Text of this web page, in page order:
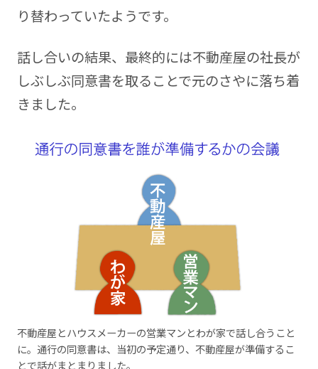
り替わっていたようです。
話し合いの結果、最終的には不動産屋の社長が
しぶしぶ同意書を取ることで元のさやに落ち着
きました。
不動産屋とハウスメーカーの営業マンとわが家で話し合うこと
に。通行の同意書は、当初の予定通り、不動産屋が準備するこ
とで話がまとまりました。